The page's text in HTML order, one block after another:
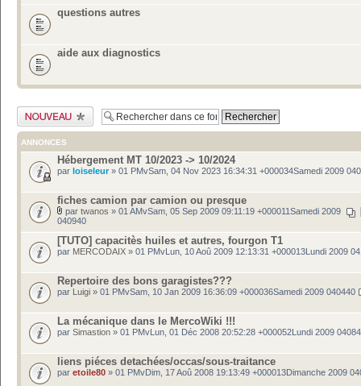
questions autres
aide aux diagnostics
Publier un nouveau
sujet
ANNONCES
Hébergement MT 10/2023 -> 10/2024
par loiseleur» 01 PMvSam, 04 Nov 2023 16:34:31 +000034Samedi 2009
fiches camion par camion ou presque
par twanos » 01 AMvSam, 05 Sep 2009 09:11:19 +000011Samedi 2009
040940
[TUTO] capacitès huiles et autres, fourgon T1
par MERCODAIX » 01 PMvLun, 10 Aoû 2009 12:13:31 +000013Lundi 2009
Repertoire des bons garagistes???
par Luigi » 01 PMvSam, 10 Jan 2009 16:36:09 +000036Samedi 2009 040440
La mécanique dans le MercoWiki !!!
par Simastion » 01 PMvLun, 01 Déc 2008 20:52:28 +000052Lundi 2009
liens piéces detachées/occas/sous-traitance
par etoile80 » 01 PMvDim, 17 Aoû 2008 19:13:49 +000013Dimanche 2009